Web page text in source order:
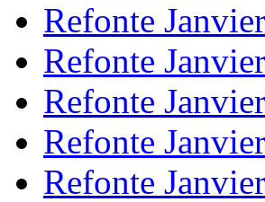
Refonte
Refonte
Refonte
Refonte
Refonte